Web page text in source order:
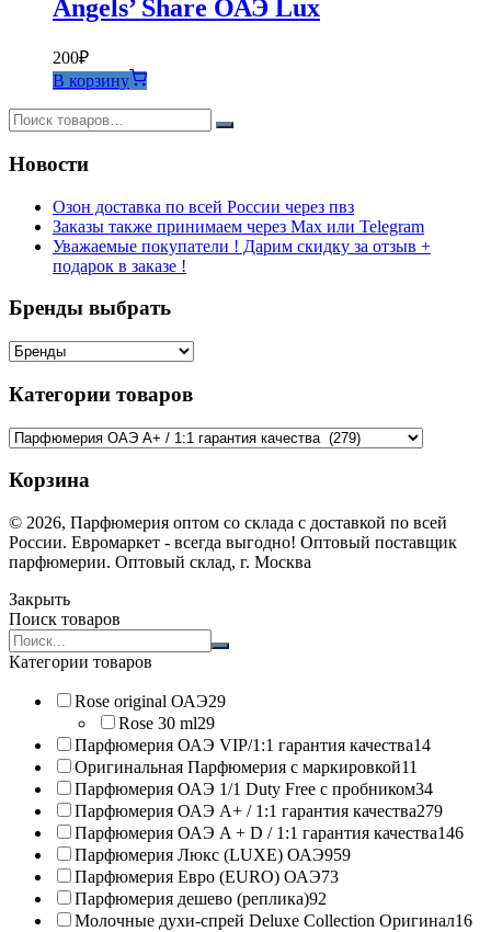
Angels’ Share ОАЭ Lux
200₽
В корзину
Новости
Озон доставка по всей России через пвз
Заказы также принимаем через Max или Telegram
Уважаемые покупатели ! Дарим скидку за отзыв +
подарок в заказе !
Бренды выбрать
Категории товаров
Корзина
© 2026, Парфюмерия оптом со склада с доставкой по всей
России. Евромаркет - всегда выгодно! Оптовый поставщик
парфюмерии. Оптовый склад, г. Москва
Закрыть
Поиск товаров
Search
products:
Категории товаров
Rose original ОАЭ29
Rose 30 ml29
Парфюмерия ОАЭ VIP/1:1 гарантия качества14
Оригинальная Парфюмерия с маркировкой11
Парфюмерия ОАЭ 1/1 Duty Free с пробником34
Парфюмерия ОАЭ A+ / 1:1 гарантия качества279
Парфюмерия ОАЭ A + D / 1:1 гарантия качества146
Парфюмерия Люкс (LUXE) ОАЭ959
Парфюмерия Евро (EURO) ОАЭ73
Парфюмерия дешево (реплика)92
Молочные духи-спрей Deluxe Collection Оригинал16